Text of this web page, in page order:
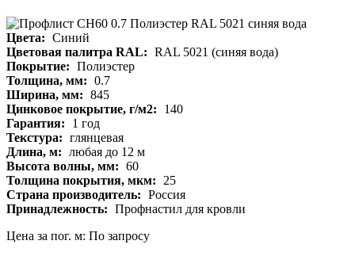
Цвета: Синий
Цветовая палитра RAL: RAL 5021 (синяя вода)
Покрытие: Полиэстер
Толщина, мм: 0.7
Ширина, мм: 845
Цинковое покрытие, г/м2:
140
Гарантия:
1 год
Текстура: глянцевая
Длина, м: любая до 12 м
Высота волны, мм: 60
Толщина покрытия, мкм: 25
Страна производитель: Россия
Принадлежность: Профнастил для кровли
Цена за пог. м: По запросу